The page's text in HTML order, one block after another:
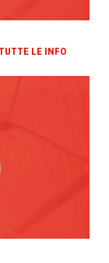
LE INFO